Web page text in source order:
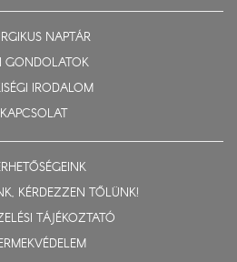
NAPTÁR
GONDOLATOK
IRODALOM
KAPCSOLAT
KÉRDEZZEN TŐLÜNK!
TÁJÉKOZTATÓ